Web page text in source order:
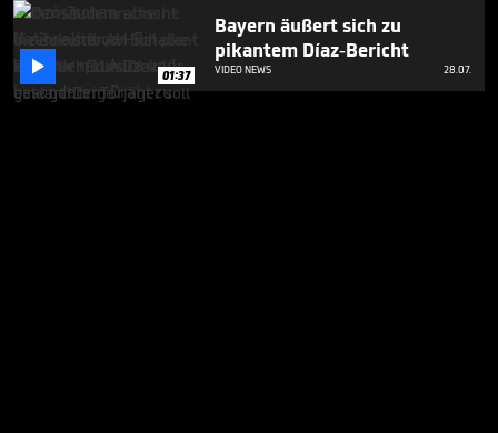
 01:37
Bayern äußert sich zu
pikantem Díaz-Bericht
VIDEO NEWS 28.07.